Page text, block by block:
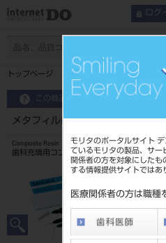
モリタのポータルサイト
ているモリタの製品、サ
関係者の方を対象にしたも
する情報提供サイトではあ
医療関係者の方は職種
ログ
トップページ メタフィルFLO ミディ
この商品に関するお問い合わせ
メタフィルFLO ミディアムフロ
Composite Resin
歯科充填用コンポジットレジン